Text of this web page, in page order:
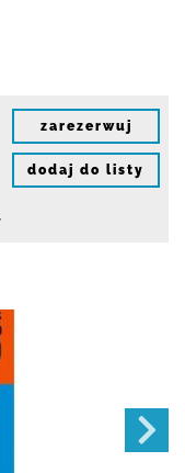
zarezerwuj
dodaj do listy